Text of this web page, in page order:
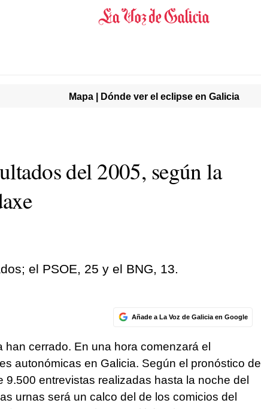
Mapa | Dónde ver el eclipse en Galicia
del 2005, según la
el PSOE, 25 y el BNG, 13.
Añade a La Voz de Galicia en Google
cerrado. En una hora comenzará el
autonómicas en Galicia. Según el pronóstico de
9.500 entrevistas realizadas hasta la noche del
urnas será un calco del de los comicios del